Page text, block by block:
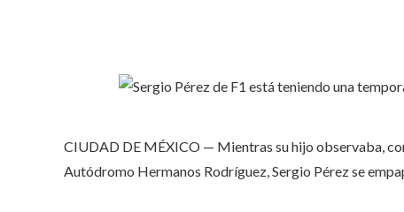
CIUDAD DE MÉXICO — Mientras su hijo observaba,
Autódromo Hermanos Rodríguez, Sergio Pérez se